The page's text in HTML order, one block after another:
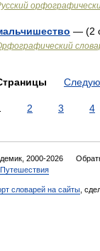
— (2
2 3 4
2000-2026
словарей на сайты ,